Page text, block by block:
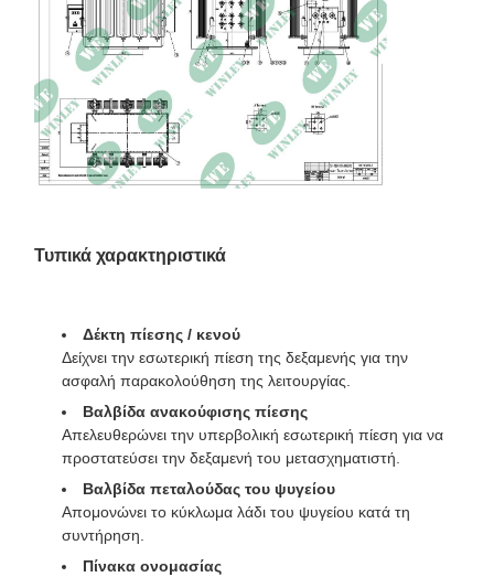
Τυπικά χαρακτηριστικά
Δέκτη πίεσης / κενού
Δείχνει την εσωτερική πίεση της δεξαμενής για την
ασφαλή παρακολούθηση της λειτουργίας.
Βαλβίδα ανακούφισης πίεσης
Απελευθερώνει την υπερβολική εσωτερική πίεση για να
προστατεύσει την δεξαμενή του μετασχηματιστή.
Βαλβίδα πεταλούδας του ψυγείου
Απομονώνει το κύκλωμα λάδι του ψυγείου κατά τη
συντήρηση.
Πίνακα ονομασίας